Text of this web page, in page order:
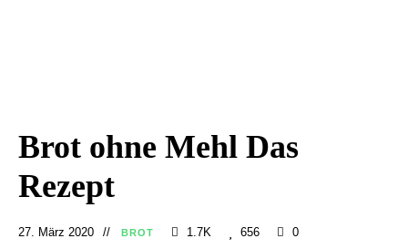
Brot ohne Mehl Das
Rezept
27. März 2020 BROT 1.7K 656 0